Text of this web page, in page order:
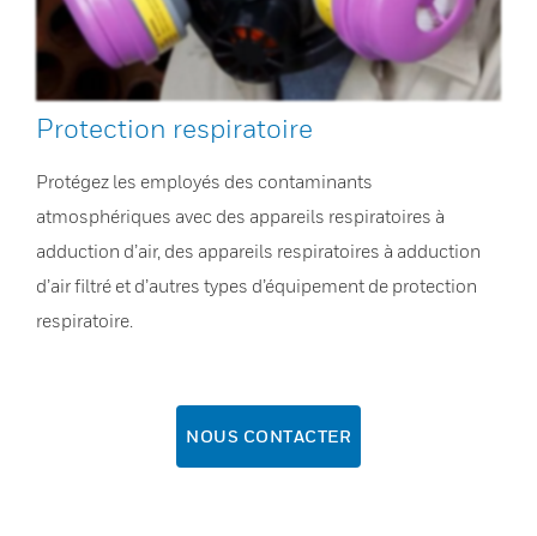
Protection respiratoire
Protégez les employés des contaminants
atmosphériques avec des appareils respiratoires à
adduction d’air, des appareils respiratoires à adduction
d’air filtré et d’autres types d’équipement de protection
respiratoire.
NOUS CONTACTER